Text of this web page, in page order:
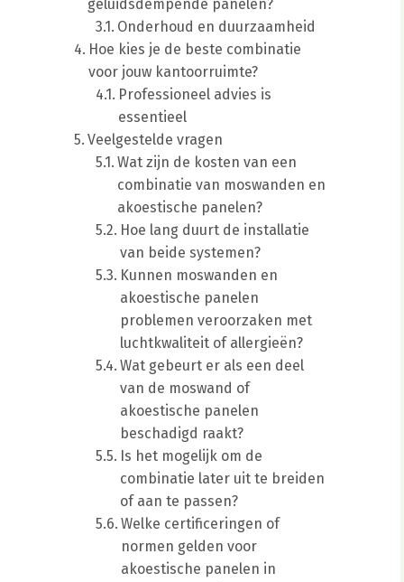
geluidsdempende panelen?
Onderhoud en duurzaamheid
Hoe kies je de beste combinatie
voor jouw kantoorruimte?
Professioneel advies is
essentieel
Veelgestelde vragen
Wat zijn de kosten van een
combinatie van moswanden en
akoestische panelen?
Hoe lang duurt de installatie
van beide systemen?
Kunnen moswanden en
akoestische panelen
problemen veroorzaken met
luchtkwaliteit of allergieën?
Wat gebeurt er als een deel
van de moswand of
akoestische panelen
beschadigd raakt?
Is het mogelijk om de
combinatie later uit te breiden
of aan te passen?
Welke certificeringen of
normen gelden voor
akoestische panelen in